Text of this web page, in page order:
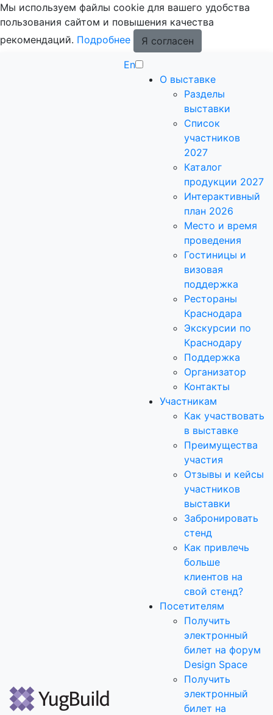
Мы используем файлы cookie для вашего удобства
пользования сайтом и повышения качества
рекомендаций. Подробнее
Я согласен
En
О выставке
Разделы
выставки
Список
участников
2027
Каталог
продукции 2027
Интерактивный
план 2026
Место и время
проведения
Гостиницы и
визовая
поддержка
Рестораны
Краснодара
Экскурсии по
Краснодару
Поддержка
Организатор
Контакты
Участникам
Как участвовать
в выставке
Преимущества
участия
Отзывы и кейсы
участников
выставки
Забронировать
стенд
Как привлечь
больше
клиентов на
свой стенд?
Посетителям
Получить
электронный
билет на форум
Design Space
Получить
электронный
билет на